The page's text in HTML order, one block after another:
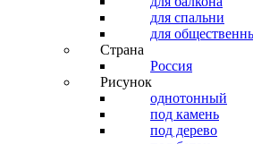
для спальни
для
Страна
Россия
Рисунок
однотонный
под камень
под дерево